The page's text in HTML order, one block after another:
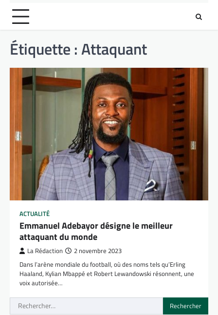
Étiquette :Attaquant
ACTUALITÉ
Emmanuel Adebayor désigne le meilleur
attaquant du monde
La Rédaction 2 novembre 2023
Dans l’arène mondiale du football, où des noms tels qu’Erling
Haaland, Kylian Mbappé et Robert Lewandowski résonnent, une
voix autorisée…
Rechercher :